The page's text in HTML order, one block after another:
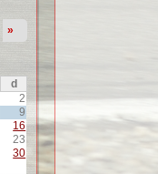
»
d
2
9
16
23
30